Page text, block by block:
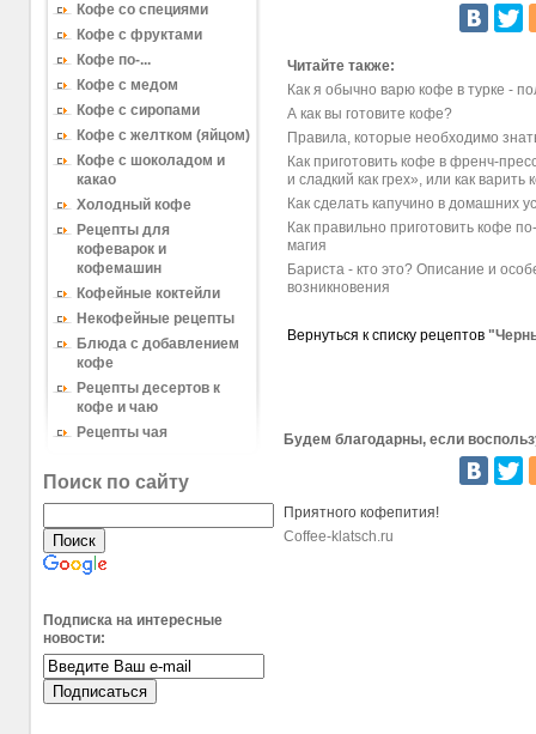
Кофе со специями
Кофе с фруктами
Кофе по-...
Кофе с медом
Кофе с сиропами
Кофе с желтком (яйцом)
Кофе с шоколадом и
какао
Холодный кофе
Рецепты для
кофеварок и
кофемашин
Кофейные коктейли
Некофейные рецепты
Блюда с добавлением
кофе
Рецепты десертов к
кофе и чаю
Рецепты чая
Поиск по сайту
Подписка на интересные
новости:
Читайте также:
Как я обычно варю кофе в турке -
А как вы готовите кофе?
Правила, которые необходимо
Как приготовить кофе в френч-
и сладкий как грех», или как варить
Как сделать капучино в домашних
Как правильно приготовить кофе
магия
Бариста - кто это? Описание и
возникновения
Вернуться к списку рецептов
Будем благодарны, если
Приятного кофепития!
Coffee-klatsch.ru